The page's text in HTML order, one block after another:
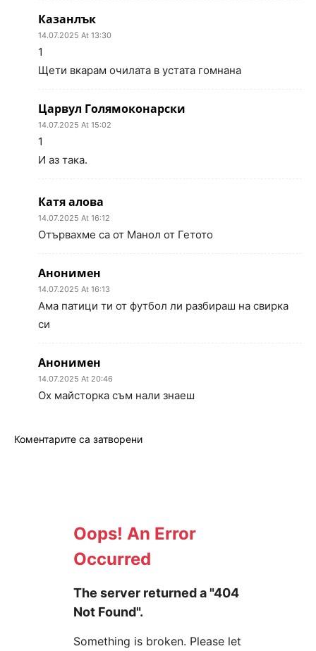
Казанлък
14.07.2025 At 13:30
1
Щети вкарам очилата в устата гомнана
Царвул Голямоконарски
14.07.2025 At 15:02
1
И аз така.
Катя алова
14.07.2025 At 16:12
Отървахме са от Манол от Гетото
Анонимен
14.07.2025 At 16:13
Ама патици ти от футбол ли разбираш на свирка
си
Анонимен
14.07.2025 At 20:46
Ох майсторка съм нали знаеш
Коментарите са затворени